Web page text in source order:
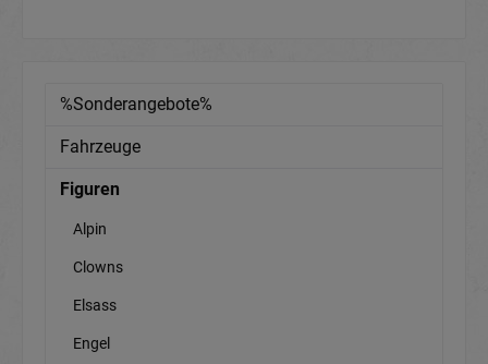
%Sonderangebote%
Fahrzeuge
Figuren
Alpin
Clowns
Elsass
Engel